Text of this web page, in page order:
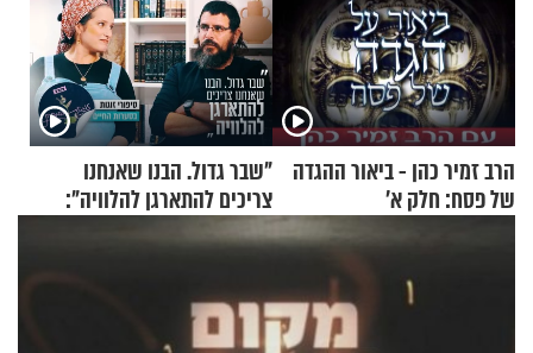
הרב זמיר כהן - ביאור ההגדה
של פסח: חלק א’
"שבר גדול. הבנו שאנחנו
צריכים להתארגן להלוויה":
זוגיות במבחן, הפעם עם מרים
וגד דנינו